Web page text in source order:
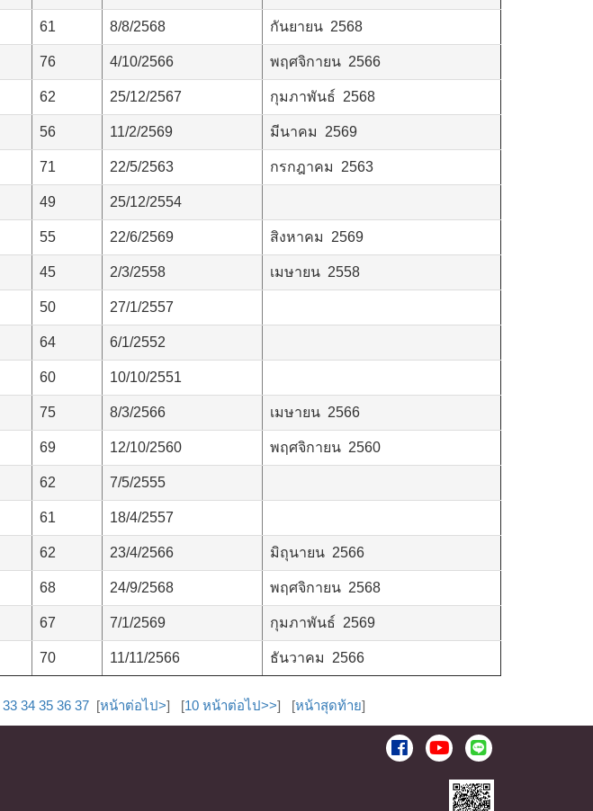
61 8/8/2568 กันยายน 2568
76 4/10/2566 พฤศจิกายน 2566
62 25/12/2567 กุมภาพันธ์ 2568
56 11/2/2569 มีนาคม 2569
71 22/5/2563 กรกฎาคม 2563
49 25/12/2554
55 22/6/2569 สิงหาคม 2569
45 2/3/2558 เมษายน 2558
50 27/1/2557
64 6/1/2552
60 10/10/2551
75 8/3/2566 เมษายน 2566
69 12/10/2560 พฤศจิกายน 2560
62 7/5/2555
61 18/4/2557
62 23/4/2566 มิถุนายน 2566
68 24/9/2568 พฤศจิกายน 2568
67 7/1/2569 กุมภาพันธ์ 2569
70 11/11/2566 ธันวาคม 2566
33 34 35 36 37[หน้าต่อไป>] [10 หน้าต่อไป>>] [หน้าสุดท้าย]